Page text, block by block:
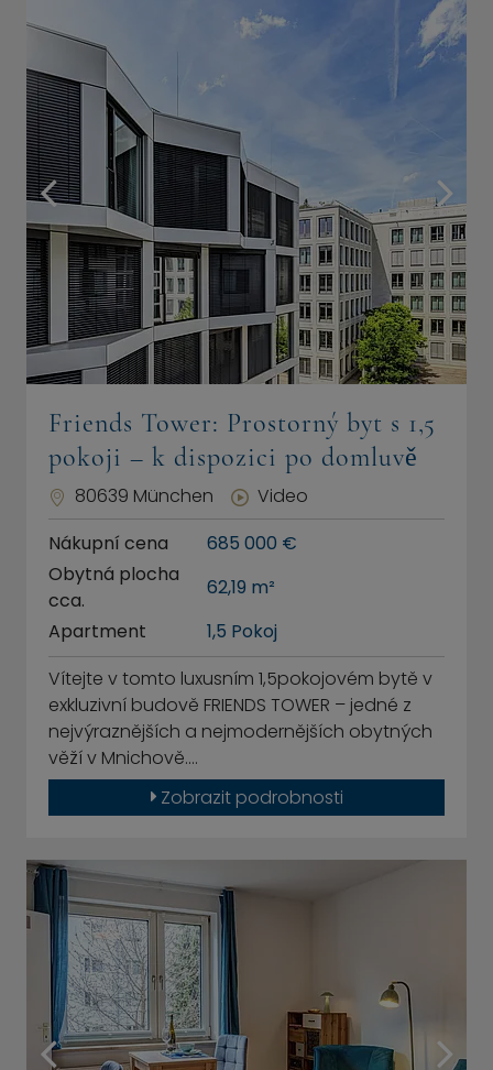
Friends Tower: Prostorný byt s 1,5
pokoji – k dispozici po domluvě
80639 München
Video
Nákupní cena
685 000 €
Obytná plocha
cca.
62,19 m²
Apartment
1,5 Pokoj
Vítejte v tomto luxusním 1,5pokojovém bytě v
exkluzivní budově FRIENDS TOWER – jedné z
nejvýraznějších a nejmodernějších obytných
věží v Mnichově.…
Zobrazit podrobnosti